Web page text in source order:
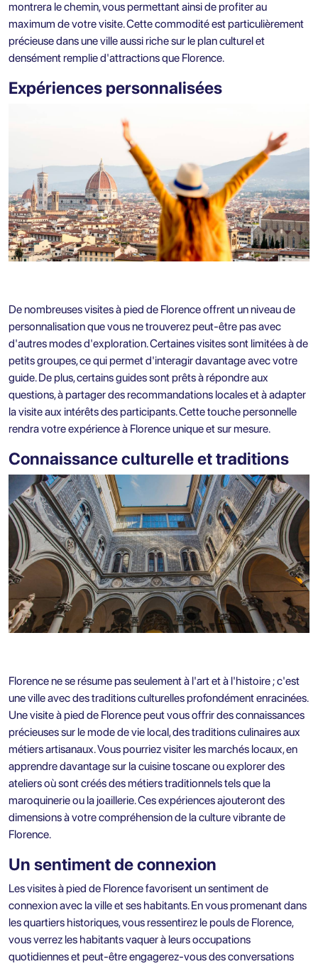
montrera le chemin, vous permettant ainsi de profiter au
maximum de votre visite. Cette commodité est particulièrement
précieuse dans une ville aussi riche sur le plan culturel et
densément remplie d'attractions que Florence.
Expériences personnalisées
De nombreuses visites à pied de Florence offrent un niveau de
personnalisation que vous ne trouverez peut-être pas avec
d'autres modes d'exploration. Certaines visites sont limitées à de
petits groupes, ce qui permet d'interagir davantage avec votre
guide. De plus, certains guides sont prêts à répondre aux
questions, à partager des recommandations locales et à adapter
la visite aux intérêts des participants. Cette touche personnelle
rendra votre expérience à Florence unique et sur mesure.
Connaissance culturelle et traditions
Florence ne se résume pas seulement à l'art et à l'histoire ; c'est
une ville avec des traditions culturelles profondément enracinées.
Une visite à pied de Florence peut vous offrir des connaissances
précieuses sur le mode de vie local, des traditions culinaires aux
métiers artisanaux. Vous pourriez visiter les marchés locaux, en
apprendre davantage sur la cuisine toscane ou explorer des
ateliers où sont créés des métiers traditionnels tels que la
maroquinerie ou la joaillerie. Ces expériences ajouteront des
dimensions à votre compréhension de la culture vibrante de
Florence.
Un sentiment de connexion
Les visites à pied de Florence favorisent un sentiment de
connexion avec la ville et ses habitants. En vous promenant dans
les quartiers historiques, vous ressentirez le pouls de Florence,
vous verrez les habitants vaquer à leurs occupations
quotidiennes et peut-être engagerez-vous des conversations